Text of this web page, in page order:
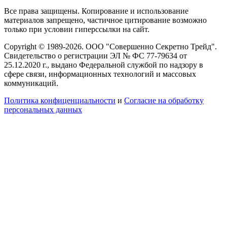
Все права защищены. Копирование и использование
материалов запрещено, частичное цитирование возможно
только при условии гиперссылки на сайт.
Copyright © 1989-2026. ООО "Совершенно Секретно Трейд".
Свидетельство о регистрации ЭЛ № ФС 77-79634 от
25.12.2020 г., выдано Федеральной службой по надзору в
сфере связи, информационных технологий и массовых
коммуникаций.
Политика конфиценциальности и Согласие на обработку
персональных данных